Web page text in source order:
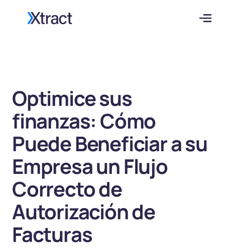
Optimice sus
finanzas: Cómo
Puede Beneficiar a su
Empresa un Flujo
Correcto de
Autorización de
Facturas